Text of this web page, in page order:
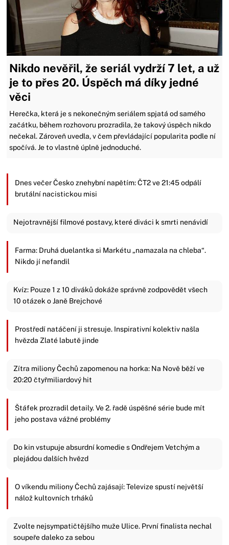
Nikdo nevěřil, že seriál vydrží 7 let, a už
je to přes 20. Úspěch má díky jedné
věci
Herečka, která je s nekonečným seriálem spjatá od samého
začátku, během rozhovoru prozradila, že takový úspěch nikdo
nečekal. Zároveň uvedla, v čem převládající popularita podle ní
spočívá. Je to vlastně úplně jednoduché.
Dnes večer Česko znehybní napětím: ČT2 ve 21:45 odpálí
brutální nacistickou misi
Nejotravnější filmové postavy, které diváci k smrti nenávidí
Farma: Druhá duelantka si Markétu „namazala na chleba“.
Nikdo jí nefandil
Kvíz: Pouze 1 z 10 diváků dokáže správně zodpovědět všech
10 otázek o Janě Brejchové
Prostředí natáčení ji stresuje. Inspirativní kolektiv našla
hvězda Zlaté labutě jinde
Zítra miliony Čechů zapomenou na horka: Na Nově běží ve
20:20 čtyřmiliardový hit
Štáfek prozradil detaily. Ve 2. řadě úspěšné série bude mít
jeho postava vážné problémy
Do kin vstupuje absurdní komedie s Ondřejem Vetchým a
plejádou dalších hvězd
O víkendu miliony Čechů zajásají: Televize spustí největší
nálož kultovních trháků
Zvolte nejsympatičtějšího muže Ulice. První finalista nechal
soupeře daleko za sebou